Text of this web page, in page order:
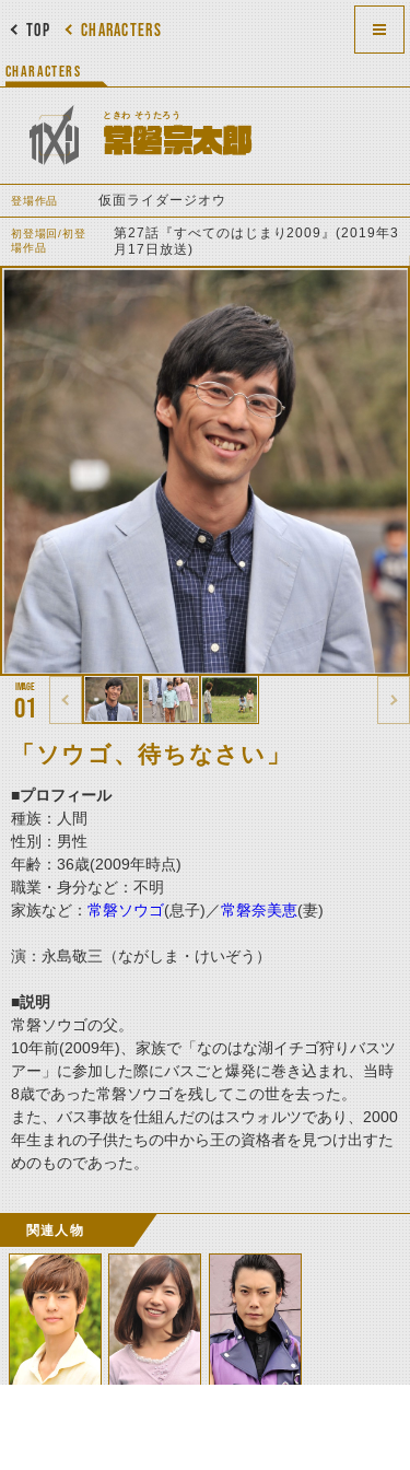
CHARACTERS
TOP
CHARACTERS
ときわ そうたろう
常磐宗太郎
登場作品 仮面ライダージオウ
初登場回/初登
場作品
第27話『すべてのはじまり2009』(2019年3
月17日放送)
01
「ソウゴ、待ちなさい」
■プロフィール
種族：人間
性別：男性
年齢：36歳(2009年時点)
職業・身分など：不明
家族など： 常磐ソウゴ(息子)／常磐奈美恵(妻)
演：永島敬三（ながしま・けいぞう）
■説明
常磐ソウゴの父。
10年前(2009年)、家族で「なのはな湖イチゴ狩りバスツ
アー」に参加した際にバスごと爆発に巻き込まれ、当時
8歳であった常磐ソウゴを残してこの世を去った。
また、バス事故を仕組んだのはスウォルツであり、2000
年生まれの子供たちの中から王の資格者を見つけ出すた
めのものであった。
関連人物